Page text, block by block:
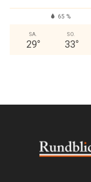
65 %
SA.
29°
SO.
33°